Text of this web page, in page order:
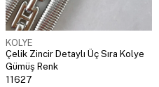
KOLYE
Çelik Zincir Detaylı Üç Sıra Kolye
Gümüş Renk
11627